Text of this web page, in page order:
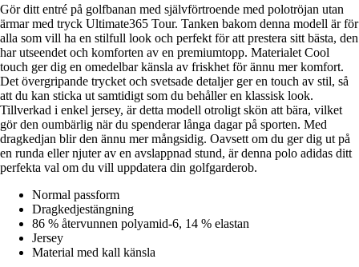
Gör ditt entré på golfbanan med självförtroende med polotröjan utan
ärmar med tryck Ultimate365 Tour. Tanken bakom denna modell är för
alla som vill ha en stilfull look och perfekt för att prestera sitt bästa, den
har utseendet och komforten av en premiumtopp. Materialet Cool
touch ger dig en omedelbar känsla av friskhet för ännu mer komfort.
Det övergripande trycket och svetsade detaljer ger en touch av stil, så
att du kan sticka ut samtidigt som du behåller en klassisk look.
Tillverkad i enkel jersey, är detta modell otroligt skön att bära, vilket
gör den oumbärlig när du spenderar långa dagar på sporten. Med
dragkedjan blir den ännu mer mångsidig. Oavsett om du ger dig ut på
en runda eller njuter av en avslappnad stund, är denna polo adidas ditt
perfekta val om du vill uppdatera din golfgarderob.
Normal passform
Dragkedjestängning
86 % återvunnen polyamid-6, 14 % elastan
Jersey
Material med kall känsla